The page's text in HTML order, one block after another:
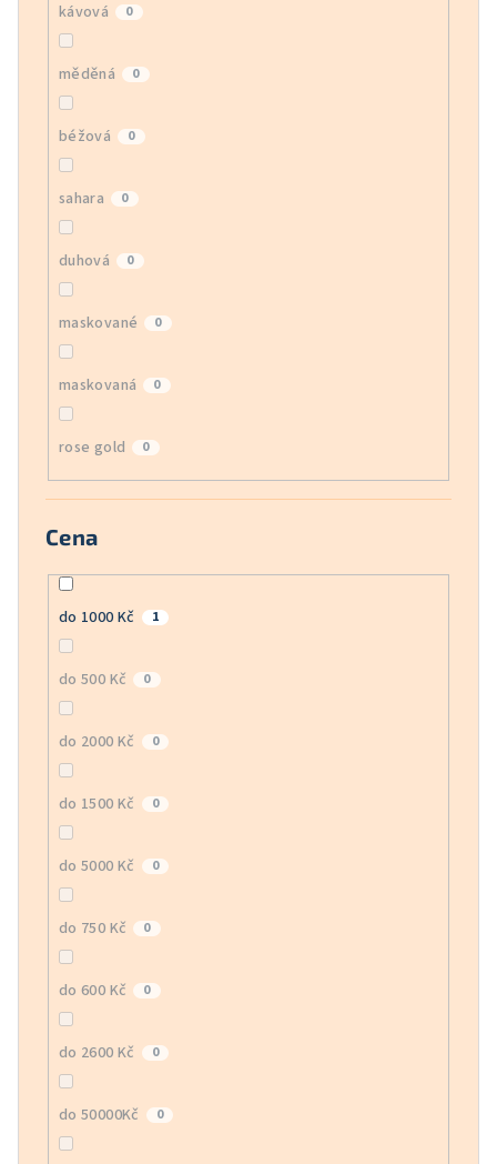
kávová 0
měděná 0
béžová 0
sahara 0
duhová 0
maskované 0
maskovaná 0
rose gold 0
Cena
do 1000 Kč 1
do 500 Kč 0
do 2000 Kč 0
do 1500 Kč 0
do 5000 Kč 0
do 750 Kč 0
do 600 Kč 0
do 2600 Kč 0
do 50000Kč 0